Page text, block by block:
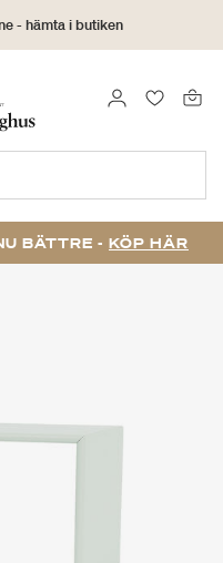
- hämta i butiken
LOGGA IN
BÄTTRE - KÖP HÄR